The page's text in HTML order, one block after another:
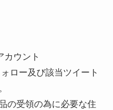
カウント
ロー及び該当ツイート
の受領の為に必要な住